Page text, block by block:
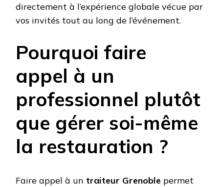
directement à l’expérience globale vécue par
vos invités tout au long de l’événement.
Pourquoi faire
appel à un
professionnel plutôt
que gérer soi-même
la restauration ?
Faire appel à un traiteur Grenoble permet